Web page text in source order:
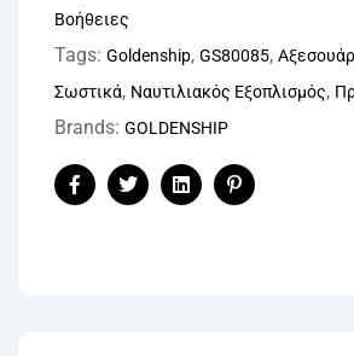
Βοήθειες
Tags: Goldenship, GS80085, Αξεσουάρ
Σωστικά, Ναυτιλιακός Εξοπλισμός,
Brands: GOLDENSHIP
FacebookTwitterLinkedinPinterest